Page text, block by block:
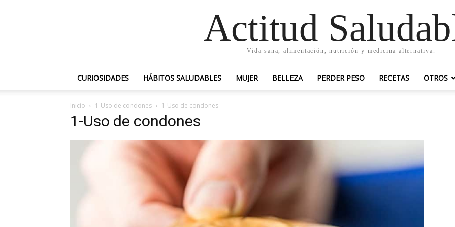
Actitud
Vida sana, alimentación, nutrición y medicina alternativa.
CURIOSIDADES HÁBITOS SALUDABLES MUJER BELLEZA PERDER PESO RECETAS OTROS
Inicio 1-Uso de condones 1-Uso de condones
1-Uso de condones